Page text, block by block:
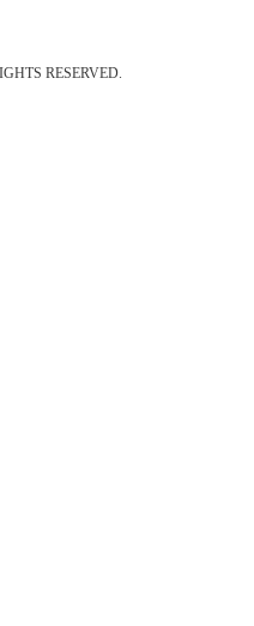
RESERVED.